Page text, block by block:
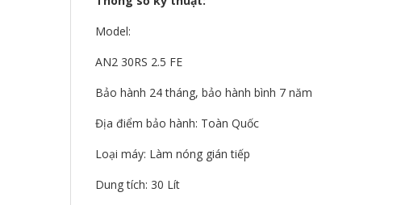
Model:
AN2 30RS 2.5 FE
Bảo hành 24 tháng, bảo hành bình 7 năm
Địa điểm bảo hành: Toàn Quốc
Loại máy: Làm nóng gián tiếp
Dung tích: 30 Lít